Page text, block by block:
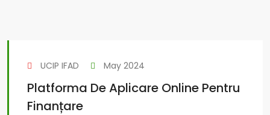
UCIP IFAD May 2024
Platforma De Aplicare Online Pentru
Finanțare